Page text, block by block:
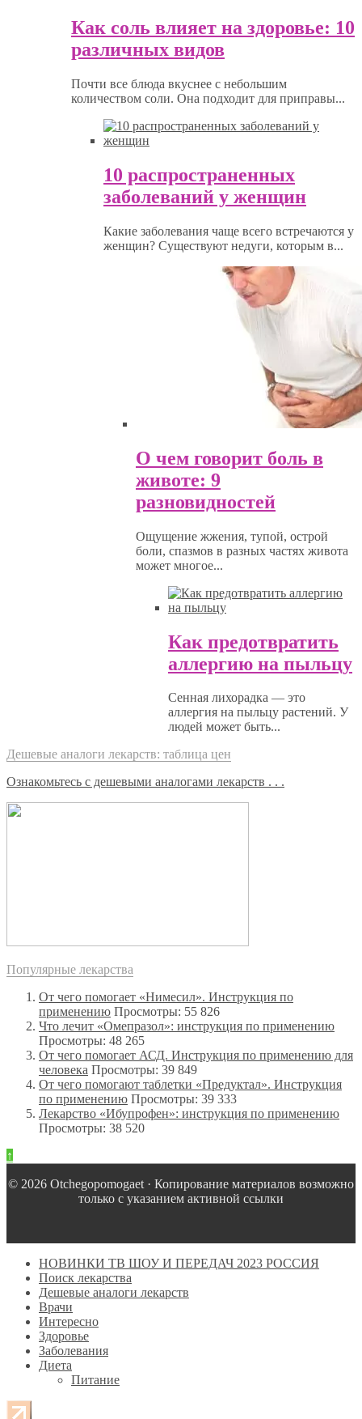
Как соль влияет на здоровье: 10
различных видов
Почти все блюда вкуснее с небольшим
количеством соли. Она подходит для приправы...
10 распространенных
заболеваний у женщин
Какие заболевания чаще всего встречаются у
женщин? Существуют недуги, которым в...
О чем говорит боль в
животе: 9
разновидностей
Ощущение жжения, тупой, острой
боли, спазмов в разных частях живота
может многое...
Как предотвратить
аллергию на пыльцу
Сенная лихорадка — это
аллергия на пыльцу растений. У
людей может быть...
Дешевые аналоги лекарств: таблица цен
Ознакомьтесь с дешевыми аналогами лекарств . . .
Популярные лекарства
От чего помогает «Нимесил». Инструкция по
применению Просмотры: 55 826
Что лечит «Омепразол»: инструкция по применению
Просмотры: 48 265
От чего помогает АСД. Инструкция по применению для
человека Просмотры: 39 849
От чего помогают таблетки «Предуктал». Инструкция
по применению Просмотры: 39 333
Лекарство «Ибупрофен»: инструкция по применению
Просмотры: 38 520
↑
© 2026 Оtchegopomogaet · Копирование материалов возможно
только с указанием активной ссылки
НОВИНКИ ТВ ШОУ И ПЕРЕДАЧ 2023 РОССИЯ
Поиск лекарства
Дешевые аналоги лекарств
Врачи
Интересно
Здоровье
Заболевания
Диета
Питание